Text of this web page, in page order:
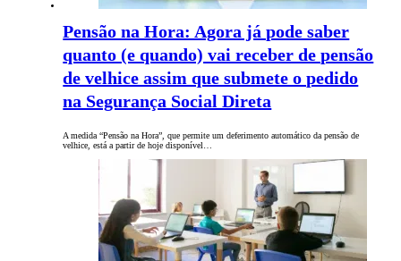
Pensão na Hora: Agora já pode saber
quanto (e quando) vai receber de pensão
de velhice assim que submete o pedido
na Segurança Social Direta
A medida “Pensão na Hora”, que permite um deferimento automático da pensão de
velhice, está a partir de hoje disponível…